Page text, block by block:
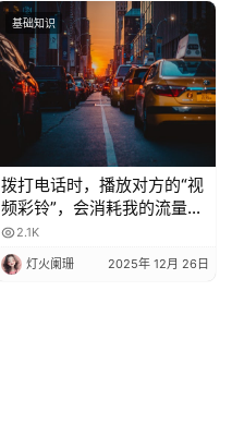
基础知识
拨打电话时，播放对方的“视
频彩铃”，会消耗我的流量
吗？
2.1K
灯火阑珊 2025年 12月 26日